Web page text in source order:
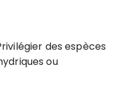
des espèces
ou